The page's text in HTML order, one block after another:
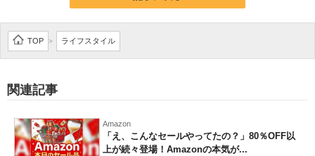
TOP > ライフスタイル
関連記事
Amazon
「え、こんなセールやってたの？」80％OFF以
上が続々登場！Amazonの本気が...